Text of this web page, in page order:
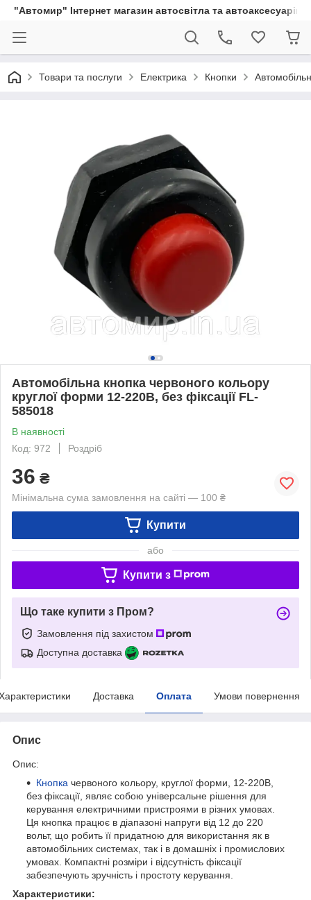
"Автомир" Інтернет магазин автосвітла та автоаксесуарів
Товари та послуги Електрика Кнопки
Автомобільна кнопка червоного кольору
круглої форми 12-220В, без фіксації FL-
585018
В наявності
Код: 972
Роздріб
36 ₴
Мінімальна сума замовлення на сайті — 100 ₴
Купити
або
Купити з
Що таке купити з Пром?
Замовлення під захистом
Доступна доставка
Доставка Оплата Умови повернення
Опис
Опис:
Кнопка червоного кольору, круглої форми, 12-220В,
без фіксації, являє собою універсальне рішення для
керування електричними пристроями в різних умовах.
Ця кнопка працює в діапазоні напруги від 12 до 220
вольт, що робить її придатною для використання як в
автомобільних системах, так і в домашніх і промислових
умовах. Компактні розміри і відсутність фіксації
забезпечують зручність і простоту керування.
Характеристики: